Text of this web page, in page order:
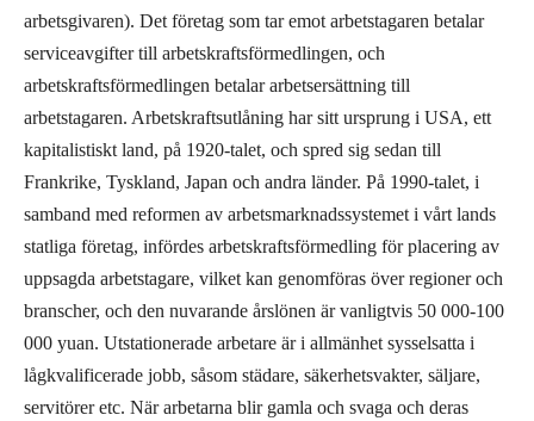
arbetsgivaren). Det företag som tar emot arbetstagaren betalar
serviceavgifter till arbetskraftsförmedlingen, och
arbetskraftsförmedlingen betalar arbetsersättning till
arbetstagaren. Arbetskraftsutlåning har sitt ursprung i USA, ett
kapitalistiskt land, på 1920-talet, och spred sig sedan till
Frankrike, Tyskland, Japan och andra länder. På 1990-talet, i
samband med reformen av arbetsmarknadssystemet i vårt lands
statliga företag, infördes arbetskraftsförmedling för placering av
uppsagda arbetstagare, vilket kan genomföras över regioner och
branscher, och den nuvarande årslönen är vanligtvis 50 000-100
000 yuan. Utstationerade arbetare är i allmänhet sysselsatta i
lågkvalificerade jobb, såsom städare, säkerhetsvakter, säljare,
servitörer etc. När arbetarna blir gamla och svaga och deras